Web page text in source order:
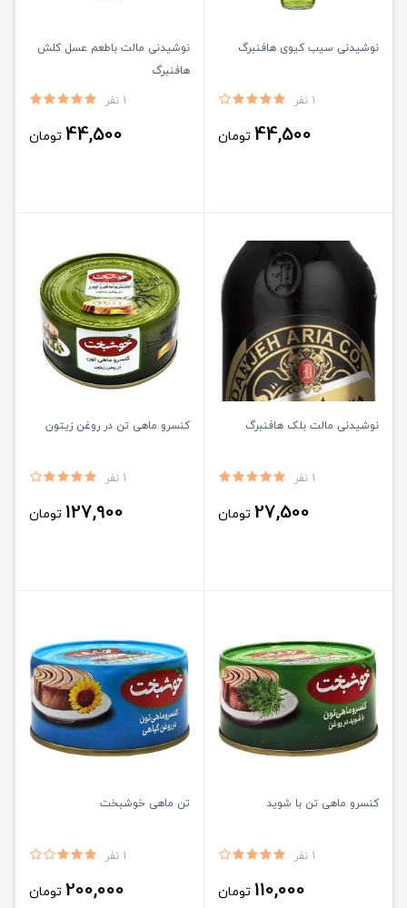
نوشیدنی سیب کیوی هافنبرگ
1 نفر
44,500 تومان
نوشیدنی مالت باطعم عسل کلش
هافنبرگ
1 نفر
44,500 تومان
نوشیدنی مالت بلک هافنبرگ
1 نفر
27,500 تومان
کنسرو ماهی تن در روغن زیتون
1 نفر
127,900 تومان
کنسرو ماهی تن با شوید
1 نفر
110,000 تومان
تن ماهی خوشبخت
1 نفر
200,000 تومان